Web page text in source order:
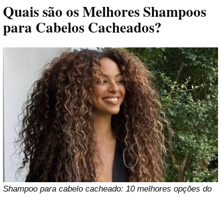
Quais são os Melhores Shampoos
para Cabelos Cacheados?
Shampoo para cabelo cacheado: 10 melhores opções do